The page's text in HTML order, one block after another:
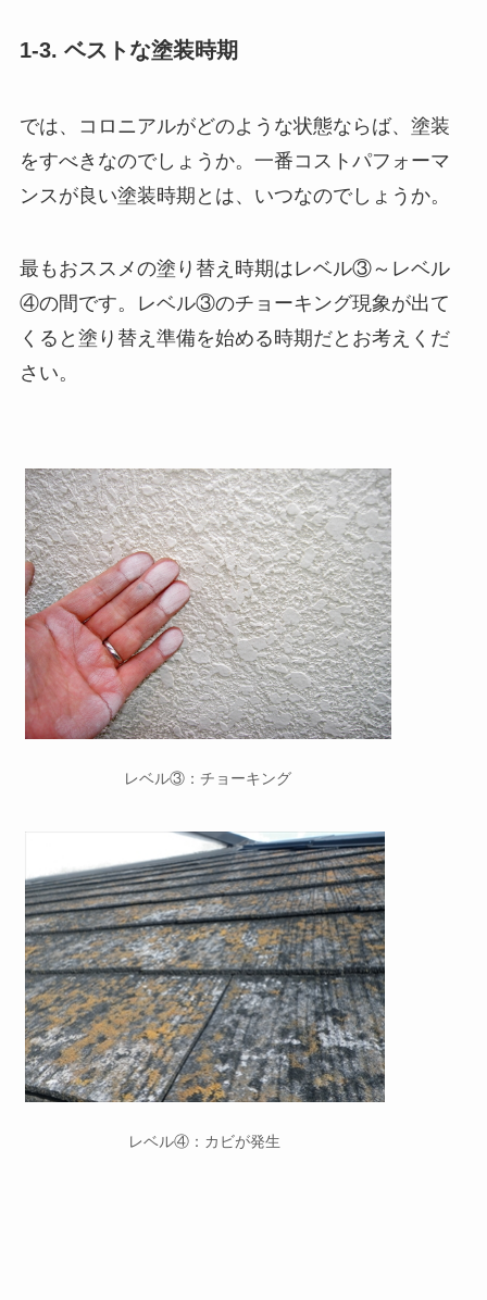
1-3. ベストな塗装時期
では、コロニアルがどのような状態ならば、塗装
をすべきなのでしょうか。一番コストパフォーマ
ンスが良い塗装時期とは、いつなのでしょうか。
最もおススメの塗り替え時期はレベル③～レベル
④の間です。レベル③のチョーキング現象が出て
くると塗り替え準備を始める時期だとお考えくだ
さい。
レベル③：チョーキング
レベル④：カビが発生